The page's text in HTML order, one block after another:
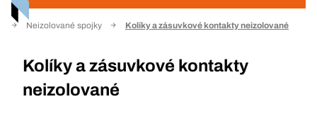
Neizolované spojky Kolíky a zásuvkové kontakty neizolované
Kolíky a zásuvkové kontakty
neizolované